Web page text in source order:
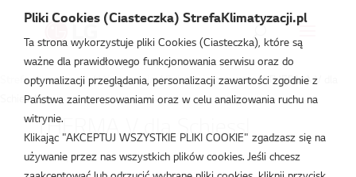
Strefa Klimatyzacji /Wydarzenia/Szkolenie prywatne/THERMA V dla
Schiessl
THERMA V dla Schiessl
paź 18, 2023
Pliki Cookies (Ciasteczka) StrefaKlimatyzacji.pl
Ta strona wykorzystuje pliki Cookies (Ciasteczka), które są
ważne dla prawidłowego funkcjonowania serwisu oraz do
optymalizacji przeglądania, personalizacji zawartości zgodnie z
Państwa zainteresowaniami oraz w celu analizowania ruchu na
witrynie.
Klikając "AKCEPTUJ WSZYSTKIE PLIKI COOKIE" zgadzasz się na
używanie przez nas wszystkich plików cookies. Jeśli chcesz